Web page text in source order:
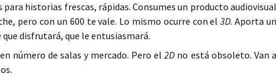
para historias frescas, rápidas. Consumes un producto audiovisual
pero con un 600 te vale. Lo mismo ocurre con el3D. Aporta un
disfrutará, que le entusiasmará.
número de salas y mercado. Pero el2D no está obsoleto. Van a